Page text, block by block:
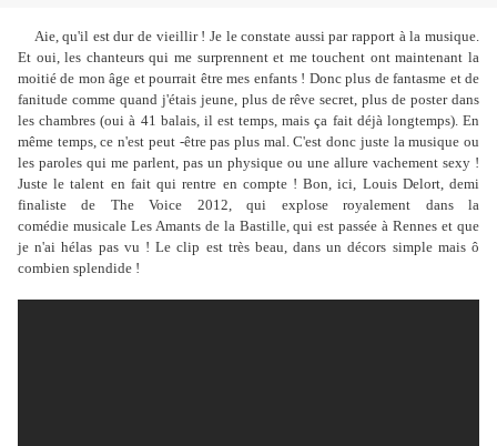
Aie, qu'il est dur de vieillir ! Je le constate aussi par rapport à la musique.
Et oui, les chanteurs qui me surprennent et me touchent ont maintenant la
moitié de mon âge et pourrait être mes enfants ! Donc plus de fantasme et de
fanitude comme quand j'étais jeune, plus de rêve secret, plus de poster dans
les chambres (oui à 41 balais, il est temps, mais ça fait déjà longtemps). En
même temps, ce n'est peut -être pas plus mal. C'est donc juste la musique ou
les paroles qui me parlent, pas un physique ou une allure vachement sexy !
Juste le talent en fait qui rentre en compte ! Bon, ici, Louis Delort, demi
finaliste de The Voice 2012, qui explose royalement dans la
comédie musicale Les Amants de la Bastille, qui est passée à Rennes et que
je n'ai hélas pas vu ! Le clip est très beau, dans un décors simple mais ô
combien splendide !